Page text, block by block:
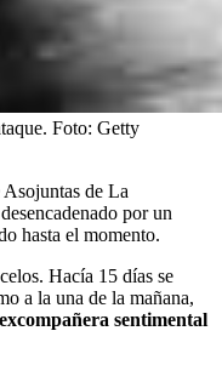
Foto: Getty
de La
por un
hasta el momento.
Hacía 15 días se
a la una de la mañana,
sentimental